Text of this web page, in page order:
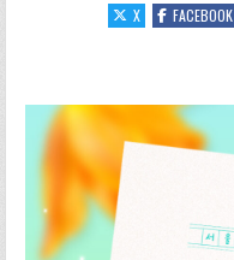
X
FACEBOOK